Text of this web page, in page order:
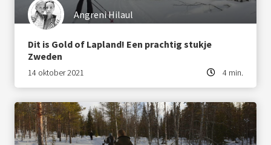
Angreni Hilaul
Dit is Gold of Lapland! Een prachtig stukje
Zweden
14 oktober 2021 4 min.